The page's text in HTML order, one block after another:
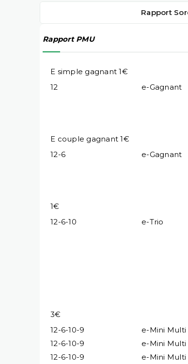
Rapport
Rapport PMU
E simple gagnant 1€
12
e-Gagnant
E couple gagnant 1€
12-6
e-Gagnant
1€
12-6-10
e-Trio
3€
12-6-10-9
e-Mini Multi
12-6-10-9
e-Mini Multi
12-6-10-9
e-Mini Multi